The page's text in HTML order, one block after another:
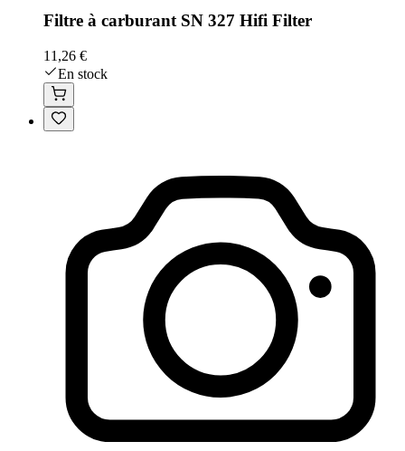
Filtre à carburant SN 327 Hifi Filter
11,26 €
En stock